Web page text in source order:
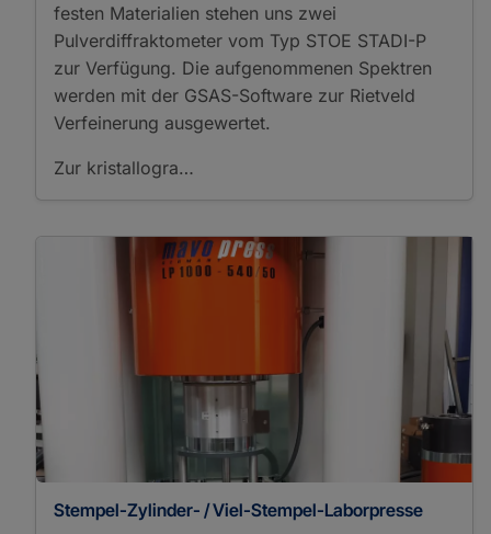
festen Materialien stehen uns zwei
Pulverdiffraktometer vom Typ STOE STADI-P
zur Verfügung. Die aufgenommenen Spektren
werden mit der GSAS-Software zur Rietveld
Verfeinerung ausgewertet.
Zur kristallogra…
Stempel-Zylinder- / Viel-Stempel-Laborpresse